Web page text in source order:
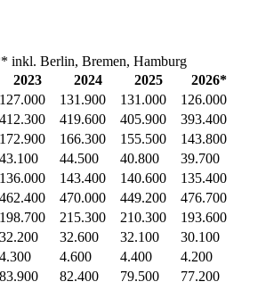
inkl. Berlin, Bremen, Hamburg
2023 2024 2025
2026*
127.000 131.900 131.000
126.000
412.300 419.600 405.900
393.400
172.900 166.300 155.500
143.800
43.100 44.500 40.800
39.700
136.000 143.400 140.600
135.400
462.400 470.000 449.200
476.700
198.700 215.300 210.300
193.600
32.200 32.600 32.100
30.100
4.300 4.600 4.400
4.200
83.900 82.400 79.500
77.200